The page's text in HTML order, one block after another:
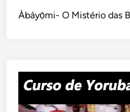
Àbáyọ̀mi- O Mistério das